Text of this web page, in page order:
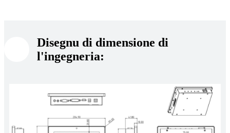
Disegnu di dimensione di
l'ingegneria: